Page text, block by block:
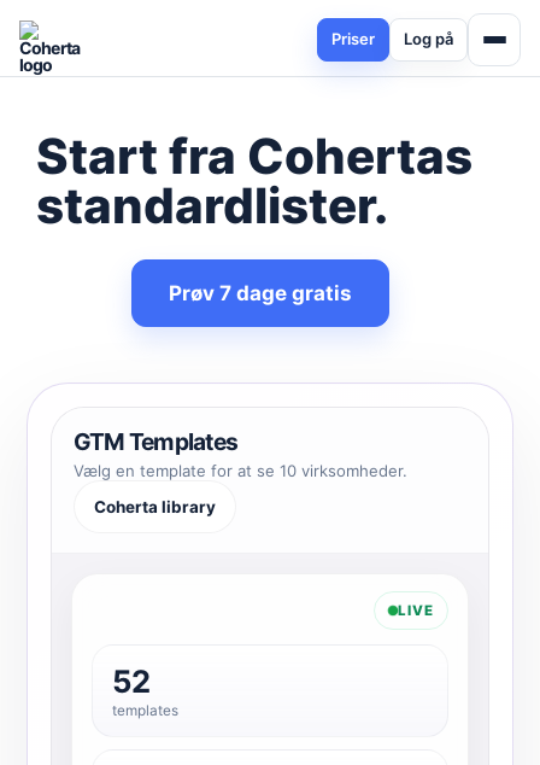
Priser Log på
Start fra Cohertas
standardlister.
Prøv 7 dage gratis
GTM Templates
Vælg en template for at se 10 virksomheder.
Coherta library
LIVE
52
templates